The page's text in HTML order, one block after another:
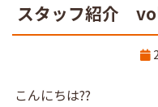
スタッフ紹介
こんにちは??